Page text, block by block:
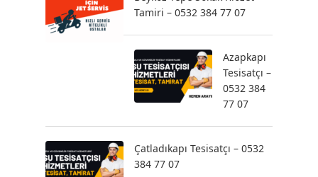
Tamiri – 0532 384 77 07
Azapkapı
Tesisatçı –
0532 384
77 07
Çatladıkapı Tesisatçı – 0532
384 77 07